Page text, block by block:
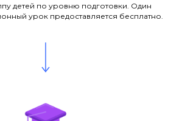
детей по уровню подготовки. Один
урок предоставляется бесплатно.